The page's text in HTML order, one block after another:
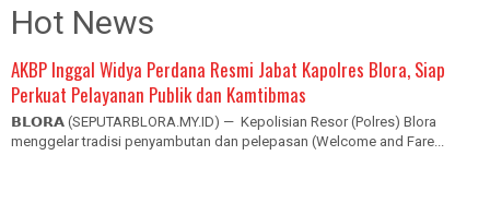
Hot News
AKBP Inggal Widya Perdana Resmi Jabat Kapolres Blora, Siap
Perkuat Pelayanan Publik dan Kamtibmas
𝗕𝗟𝗢𝗥𝗔 (SEPUTARBLORA.MY.ID) — Kepolisian Resor (Polres) Blora
menggelar tradisi penyambutan dan pelepasan (Welcome and Fare...